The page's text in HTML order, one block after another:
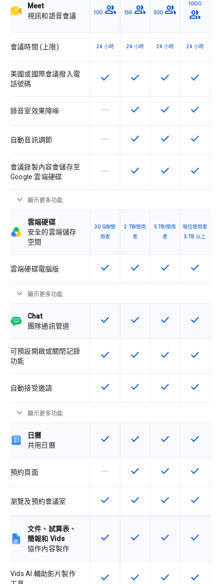
Meet
視訊和語音會議
100 group 150 group 500 group 1000
group
會議時間 (上限) 24 小時 24 小時 24 小時 24 小時
美國或國際會議撥入電
話號碼
這項功能適用於該 SKU
check 這項功能適用於該 SKU
check 這項功能適用於
check 這項功
check
錄音室效果降噪 這個 SKU 不支援這項功能
horizontal_rule 這項功能適用於該 SKU
check 這項功能適用於
check 這項功
check
自動音訊調節 這個 SKU 不支援這項功能
horizontal_rule 這項功能適用於該 SKU
check 這項功能適用於
check 這項功
check
會議錄製內容會儲存至
Google 雲端硬碟
這個 SKU 不支援這項功能
horizontal_rule 這項功能適用於該 SKU
check 這項功能適用於
check 這項功
check
expand_more 顯示更多功能
雲端硬碟
安全的雲端儲存
空間
30 GB/使
用者
2 TB/使用
者
5 TB/使用
者
每位使用者
5 TB 以上
雲端硬碟電腦版 這項功能適用於該 SKU
check 這項功能適用於該 SKU
check 這項功能適用於
check 這項功
check
expand_more 顯示更多功能
Chat
團隊通訊管道
這項功能適用於該 SKU
check 這項功能適用於該 SKU
check 這項功能適用於
check 這項功
check
可預設開啟或關閉記錄
功能
這項功能適用於該 SKU
check 這項功能適用於該 SKU
check 這項功能適用於
check 這項功
check
自動接受邀請 這項功能適用於該 SKU
check 這項功能適用於該 SKU
check 這項功能適用於
check 這項功
check
expand_more 顯示更多功能
日曆
共用日曆
這項功能適用於該 SKU
check 這項功能適用於該 SKU
check 這項功能適用於
check 這項功
check
預約頁面 這個 SKU 不支援這項功能
horizontal_rule 這項功能適用於該 SKU
check 這項功能適用於
check 這項功
check
瀏覽及預約會議室 這項功能適用於該 SKU
check 這項功能適用於該 SKU
check 這項功能適用於
check 這項功
check
文件、試算表、
簡報和 Vids
協作內容製作
這項功能適用於該 SKU
check 這項功能適用於該 SKU
check 這項功能適用於
check 這項功
check
Vids AI 輔助影片製作
這項功能適用於該 SKU
check 這項功能適用於該 SKU
check 這項功能適用於
check 這項功
check